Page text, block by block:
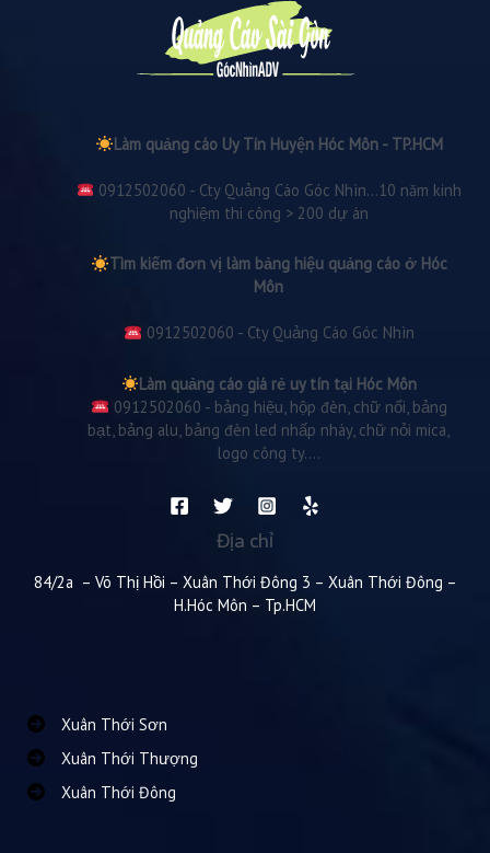
Làm quảng cáo Uy Tín Huyện Hóc Môn - TP.HCM
0912502060 - Cty Quảng Cáo Góc Nhìn...10 năm kinh
nghiệm thi công > 200 dự án
Tìm kiếm đơn vị làm bảng hiệu quảng cáo ở Hóc
Môn
0912502060 - Cty Quảng Cáo Góc Nhìn
Làm quảng cáo giá rẻ uy tín tại Hóc Môn
0912502060 - bảng hiệu, hộp đèn, chữ nổi, bảng
bạt, bảng alu, bảng đèn led nhấp nháy, chữ nỏi mica,
logo công ty....
Địa chỉ
84/2a – Võ Thị Hồi – Xuân Thới Đông 3 – Xuân Thới Đông –
H.Hóc Môn – Tp.HCM
Xuân Thới Sơn
Xuân Thới Thượng
Xuân Thới Đông